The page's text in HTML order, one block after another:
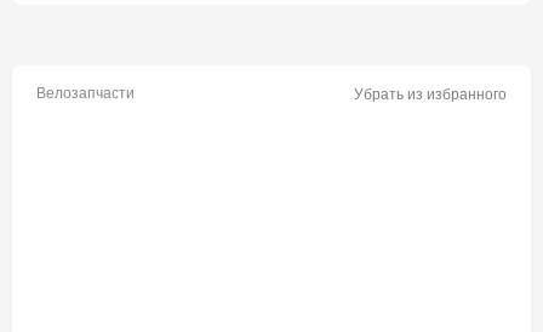
Велозапчасти Убрать из избранного